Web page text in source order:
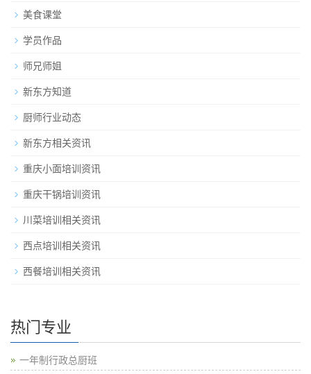
美食课堂
学员作品
师兄师姐
新东方知道
厨师行业动态
新东方相关资讯
重庆小面培训资讯
重庆干锅培训资讯
川菜培训相关资讯
西点培训相关资讯
西餐培训相关资讯
热门专业
一年制行政总厨班